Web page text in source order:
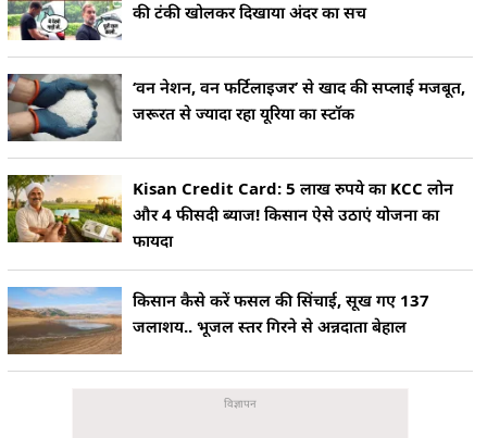
की टंकी खोलकर दिखाया अंदर का सच
‘वन नेशन, वन फर्टिलाइजर’ से खाद की सप्लाई मजबूत,
जरूरत से ज्यादा रहा यूरिया का स्टॉक
Kisan Credit Card: 5 लाख रुपये का KCC लोन
और 4 फीसदी ब्याज! किसान ऐसे उठाएं योजना का
फायदा
किसान कैसे करें फसल की सिंचाई, सूख गए 137
जलाशय.. भूजल स्तर गिरने से अन्नदाता बेहाल